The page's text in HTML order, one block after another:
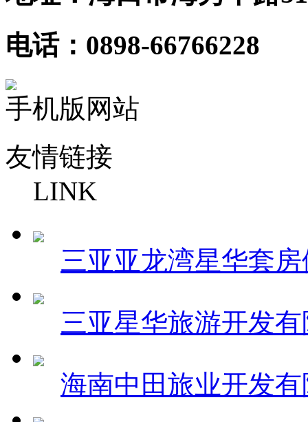
电话：0898-66766228
手机版网站
友情链接
LINK
三亚亚龙湾星华套
三亚星华旅游开发
海南中田旅业开发